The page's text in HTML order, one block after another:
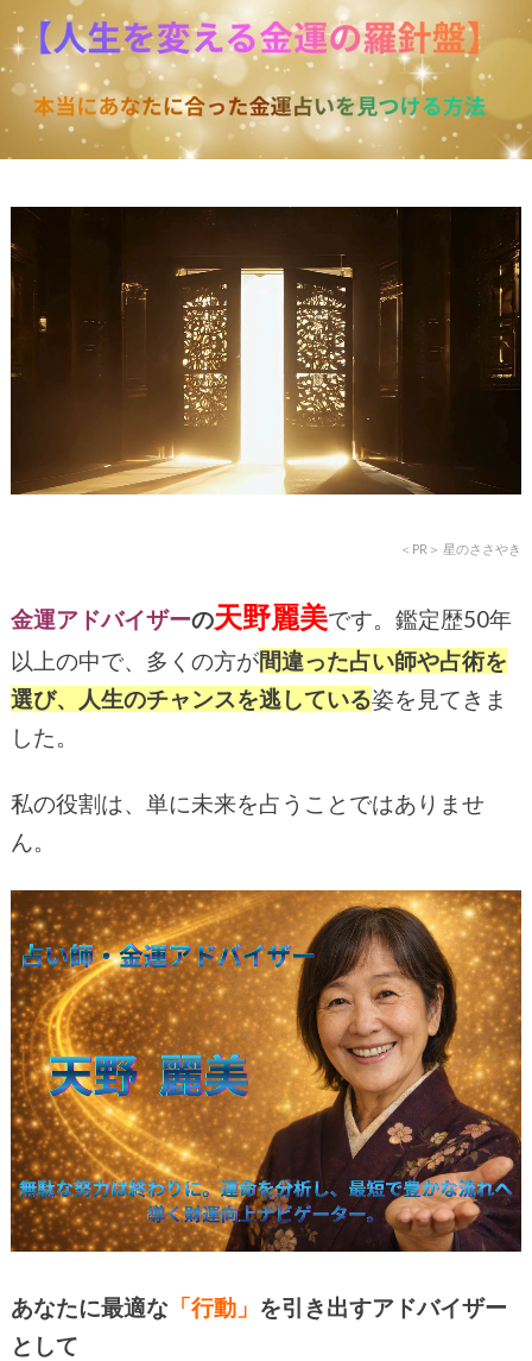
＜PR＞ 星のささやき
金運アドバイザーの天野麗美です。鑑定歴50年
以上の中で、多くの方が間違った占い師や占術を
選び、人生のチャンスを逃している姿を見てきま
した。
私の役割は、単に未来を占うことではありませ
ん。
あなたに最適な「行動」 を引き出すアドバイザー
として